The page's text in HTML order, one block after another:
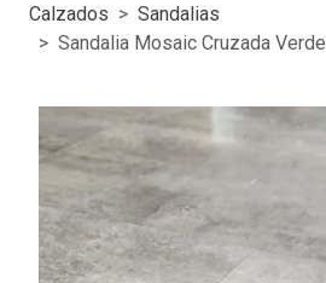
Calzados
Sandalias
Sandalia Mosaic Cruzada Verde